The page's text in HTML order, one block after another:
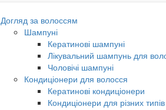
Догляд за волоссям
Шампуні
Кератинові шампуні
Лікувальний шампунь для
Чоловічі шампуні
Кондиціонери для волосся
Кератинові кондиціонери
Кондиціонери для різних